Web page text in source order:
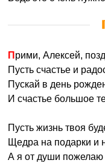
Прими, Алексей,
Пусть счастье и
Пускай в день
И счастье большое
Пусть жизнь твоя
Щедра на подарки и
А я от души пожелаю